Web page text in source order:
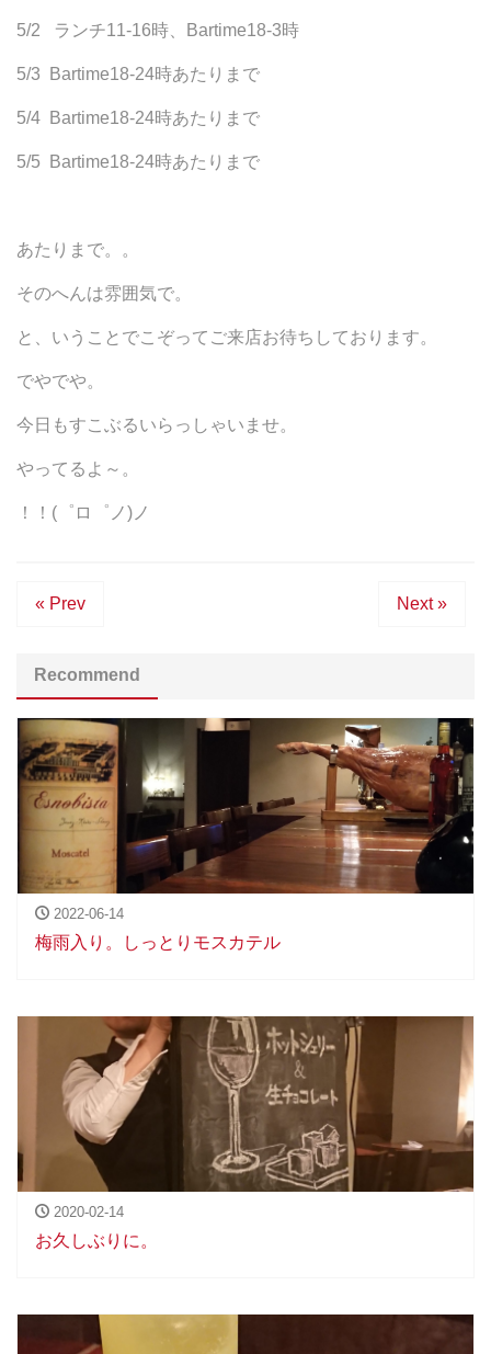
5/2 ランチ11-16時、Bartime18-3時
5/3 Bartime18-24時あたりまで
5/4 Bartime18-24時あたりまで
5/5 Bartime18-24時あたりまで
あたりまで。。
そのへんは雰囲気で。
と、いうことでこぞってご来店お待ちしております。
でやでや。
今日もすこぶるいらっしゃいませ。
やってるよ～。
！！(゜ロ゜ノ)ノ
« Prev Next »
Recommend
2022-06-14
梅雨入り。しっとりモスカテル
2020-02-14
お久しぶりに。